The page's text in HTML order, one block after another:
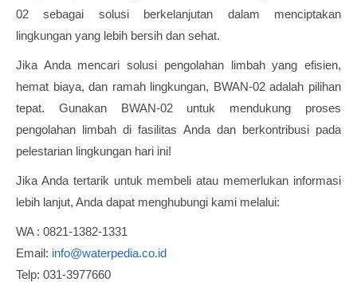
02 sebagai solusi berkelanjutan dalam menciptakan
lingkungan yang lebih bersih dan sehat.
Jika Anda mencari solusi pengolahan limbah yang efisien,
hemat biaya, dan ramah lingkungan, BWAN-02 adalah pilihan
tepat. Gunakan BWAN-02 untuk mendukung proses
pengolahan limbah di fasilitas Anda dan berkontribusi pada
pelestarian lingkungan hari ini!
Jika Anda tertarik untuk membeli atau memerlukan informasi
lebih lanjut, Anda dapat menghubungi kami melalui:
WA : 0821-1382-1331
Email: info@waterpedia.co.id
Telp: 031-3977660